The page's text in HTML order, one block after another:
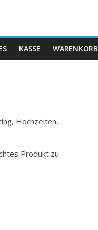
KASSE WARENKORB
Hochzeiten,
Produkt zu